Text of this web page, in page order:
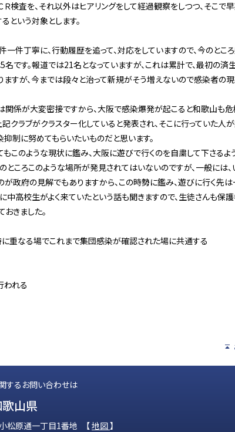
検査を、それ以外はヒアリングをして経過観察をしつつ、そこで
という対象とします。
一件丁寧に、行動履歴を追って、対応をしていますので、今のとこ
です。報道では21名となっていますが、これは累計で、最初の
ますが、今までは段々と治って新規がそう増えないので感染者の
関係が大変密接ですから、大阪で感染爆発が起こると和歌山も危
クラブがクラスター化していると発表され、そこに行っていた人
制に努めてもらいたいものだと思います。
このような現状に鑑み、大阪に遊びで行くのを自粛して下さるよ
ところこのような場所が発見されてはいないのですが、一般には
政府の見解でもありますから、この時勢に鑑み、遊びに行く先は
中高校生がよく来ていたという話も聞きますので、生徒さんも保
きました。
に重なる場でこれまで集団感染が確認された場に共通する
われる
するお問い合わせは
山県
松原通一丁目1番地 【地図】